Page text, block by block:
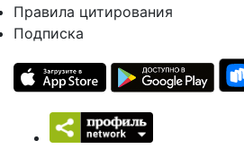
Правила цитирования
Подписка